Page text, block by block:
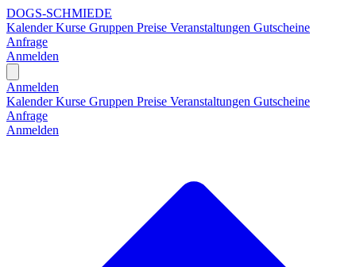
DOGS-SCHMIEDE
KalenderKurse Gruppen Preise Veranstaltungen Gutscheine
Anfrage
Anmelden
Anmelden
KalenderKurse Gruppen Preise Veranstaltungen Gutscheine
Anfrage
Anmelden